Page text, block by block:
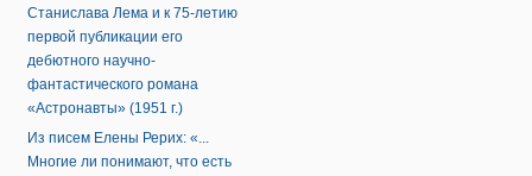
Станислава Лема и к 75-летию
первой публикации его
дебютного научно-
фантастического романа
«Астронавты» (1951 г.)
Из писем Елены Рерих: «...
Многие ли понимают, что есть